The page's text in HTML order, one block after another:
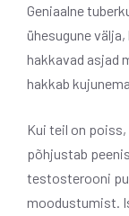
Geniaalne
ühesugune
hakkavad asjad
hakkab kujunema.
Kui teil on
põhjustab
testosterooni
moodustumist.